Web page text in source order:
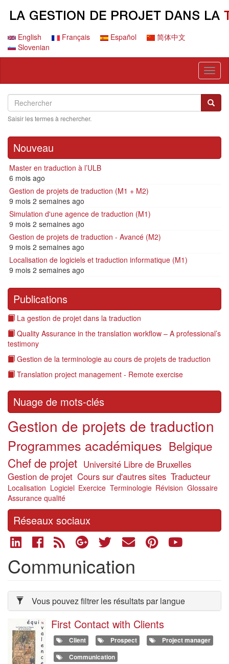
principalEnglish Français Español
简体中文
Slovenian
Search
Rechercher
Saisir les termes à rechercher.
Nouveau
Master en traduction à l’ULB
6 mois ago
Gestion de projets de traduction (M1 + M2)
9 mois 2 semaines ago
Simulation d'une agence de traduction (M1)
9 mois 2 semaines ago
Gestion de projets de traduction - Avancé (M2)
9 mois 2 semaines ago
Localisation de logiciels et traduction informatique (M1)
9 mois 2 semaines ago
Publications
La gestion de projet dans la traduction
Quality Assurance in the translation workflow – A professional’s
testimony
Gestion de la terminologie au cours de projets de traduction
Translation project management - Remote exercise
Nuage de mots-clés
Gestion de projets de traduction
Programmes académiques Belgique
Chef de projet Université Libre de Bruxelles
Gestion de projet Cours sur d'autres sites Traducteur
Localisation Logiciel Exercice Terminologie Révision Glossaire
Assurance qualité
Réseaux sociaux
Communication
Vous pouvez filtrer les résultats par langue
First Contact with Clients
Client Prospect
Project manager
Communication